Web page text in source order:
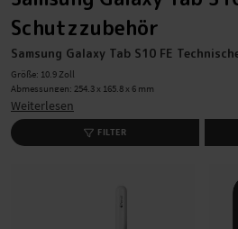
Schutzzubehör
Samsung Galaxy Tab S10 FE
Größe: 10.9 Zoll
Abmessungen: 254.3 x 165.8 x 6 mm
Modell: SM-X520, SM-X526, SM-X526B
Ladegerät: USB-C
Kabelloses Laden: Nein
Kopfhörereingang: Nein
Weiterlesen
FILTER